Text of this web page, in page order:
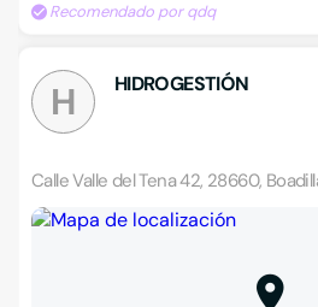
Recomendado por qdq
H HIDROGESTIÓN
Calle Valle del Tena 42, 28660,